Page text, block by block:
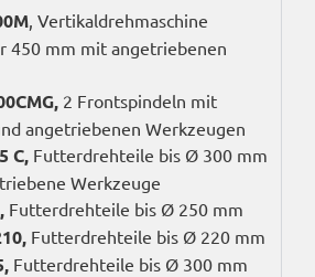
, Vertikaldrehmaschine
450 mm mit angetriebenen
, 2 Frontspindeln mit
angetriebenen Werkzeugen
C, Futterdrehteile bis Ø 300 mm
Werkzeuge
Futterdrehteile bis Ø 250 mm
Futterdrehteile bis Ø 220 mm
Futterdrehteile bis Ø 300 mm